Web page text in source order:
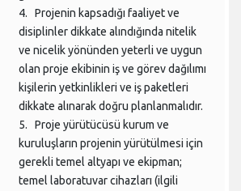
4.Projenin kapsadığı faaliyet ve
disiplinler dikkate alındığında nitelik
ve nicelik yönünden yeterli ve uygun
olan proje ekibinin iş ve görev dağılımı
kişilerin yetkinlikleri ve iş paketleri
dikkate alınarak doğru planlanmalıdır.
5. Proje yürütücüsü kurum ve
kuruluşların projenin yürütülmesi için
gerekli temel altyapı ve ekipman;
temel laboratuvar cihazları (ilgili